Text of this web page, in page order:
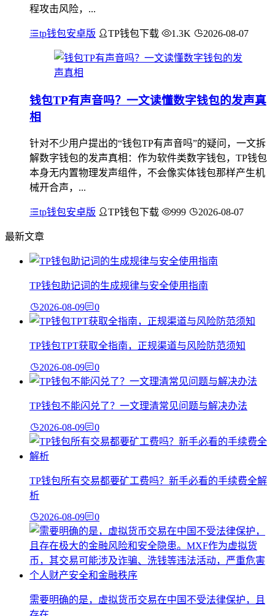
程攻击风险，...
tp钱包安卓版 TP钱包下载 1.3K 2026-08-07
钱包TP有声音吗？一文读懂数字钱包的发声真
相
针对不少用户提出的“钱包TP有声音吗”的疑问，一文拆
解数字钱包的发声真相：作为软件类数字钱包，TP钱包
本身无内置物理发声组件，不会像实体钱包那样产生机
械开合声，...
tp钱包安卓版 TP钱包下载 999 2026-08-07
最新文章
TP钱包助记词的生成规律与安全使用指南
2026-08-09 0
TP钱包TPT获取全指南，正规渠道与风险防范须知
2026-08-09 0
TP钱包不能闪兑了？一文理清常见问题与解决办法
2026-08-09 0
TP钱包所有交易都要矿工费吗？新手必看的手续费全解
析
2026-08-09 0
需要明确的是，虚拟货币交易在中国不受法律保护，且